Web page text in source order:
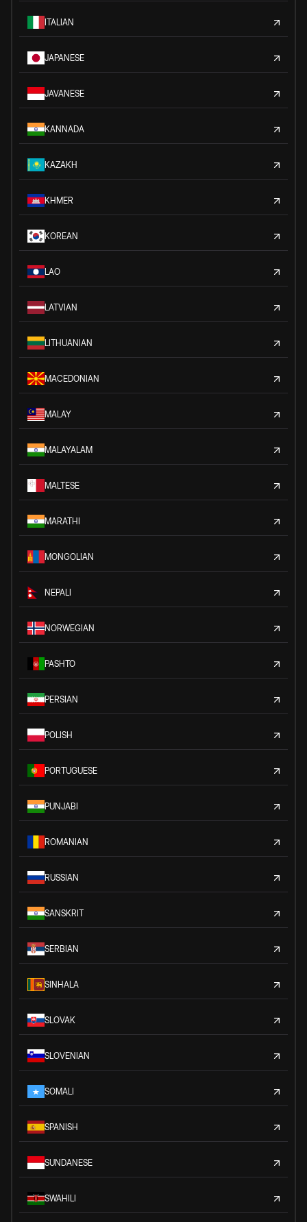
ITALIAN
JAPANESE
JAVANESE
KANNADA
KAZAKH
KHMER
KOREAN
LAO
LATVIAN
LITHUANIAN
MACEDONIAN
MALAY
MALAYALAM
MALTESE
MARATHI
MONGOLIAN
NEPALI
NORWEGIAN
PASHTO
PERSIAN
POLISH
PORTUGUESE
PUNJABI
ROMANIAN
RUSSIAN
SANSKRIT
SERBIAN
SINHALA
SLOVAK
SLOVENIAN
SOMALI
SPANISH
SUNDANESE
SWAHILI